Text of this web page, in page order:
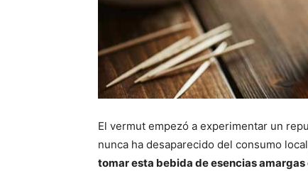
El vermut empezó a experimentar un
nunca ha desaparecido del consumo
tomar esta bebida de esencias